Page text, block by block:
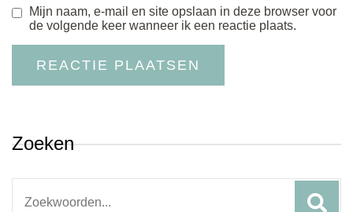
Mijn naam, e-mail en site opslaan in deze browser voor
de volgende keer wanneer ik een reactie plaats.
Zoeken